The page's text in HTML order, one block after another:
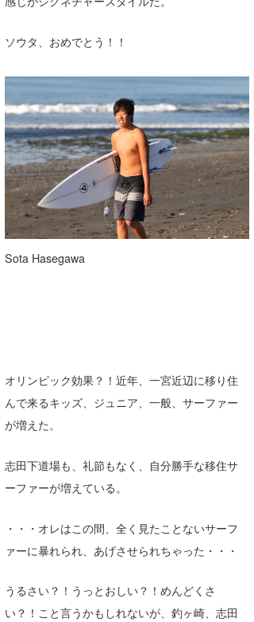
ソウタ、おめでとう！！
Sota Hasegawa
オリンピック効果？！近年、一宮近辺に移り住
んで来るキッズ、ジュニア、一般、サーファー
が増えた。
志田下道場も、礼節もなく、自分勝手な移住サ
ーファーが増えている。
・・・オレはこの間、全く見たことないサーフ
ァーに暴れられ、あげさせられちゃった・・・
うるさい？！うっとおしい？！めんどくさ
い？！こと言うかもしれないが、釣ヶ崎、志田